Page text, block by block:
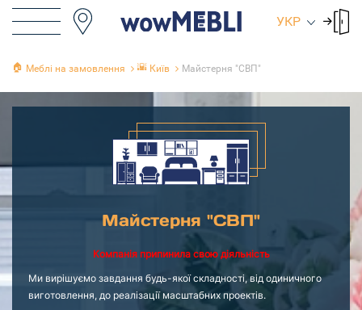
УКР
🏠 Меблі на замовлення 🌇 Київ Майстерня "СВП"
Майстерня "СВП"
Компанія припинила свою діяльність
Ми вирішуємо завдання будь-якої складності, від одиничного
виготовлення, до реалізації масштабних проектів.